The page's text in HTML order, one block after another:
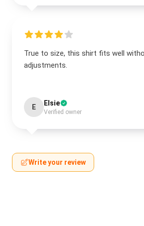
True to size, this shirt fits well
adjustments.
E Elsie
Verified owner
Write your review